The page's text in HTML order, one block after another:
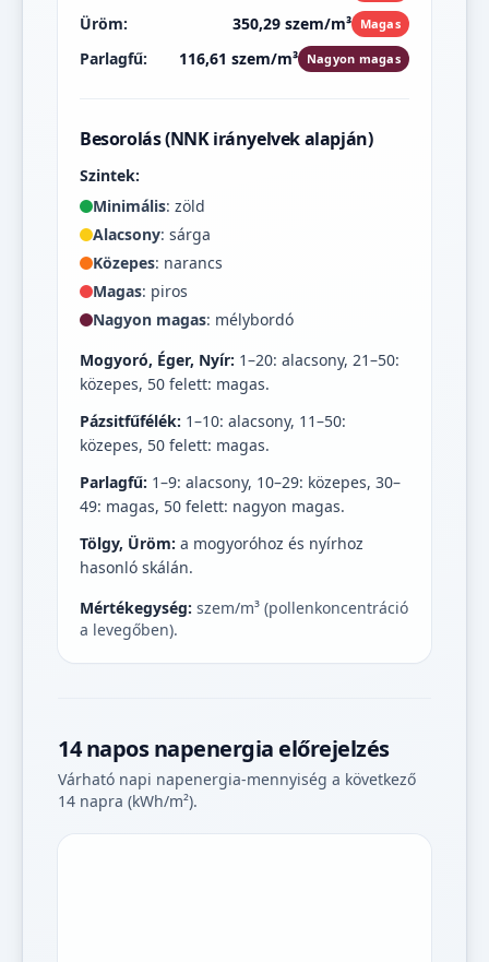
Üröm: 350,29 szem/m³ Magas
Parlagfű: 116,61 szem/m³ Nagyon magas
Besorolás (NNK irányelvek alapján)
Szintek:
Minimális: zöld
Alacsony: sárga
Közepes: narancs
Magas: piros
Nagyon magas: mélybordó
Mogyoró, Éger, Nyír: 1–20: alacsony, 21–50:
közepes, 50 felett: magas.
Pázsitfűfélék: 1–10: alacsony, 11–50:
közepes, 50 felett: magas.
Parlagfű: 1–9: alacsony, 10–29: közepes, 30–
49: magas, 50 felett: nagyon magas.
Tölgy, Üröm: a mogyoróhoz és nyírhoz
hasonló skálán.
Mértékegység: szem/m³ (pollenkoncentráció
a levegőben).
14 napos napenergia előrejelzés
Várható napi napenergia-mennyiség a következő
14 napra (kWh/m²).